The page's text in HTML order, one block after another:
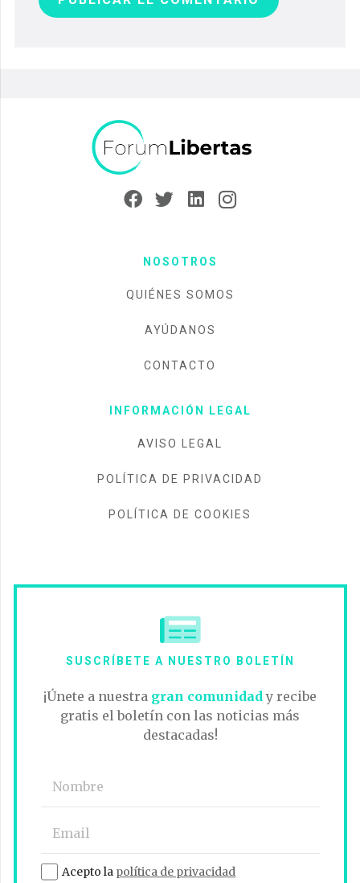
NOSOTROS
QUIÉNES SOMOS
AYÚDANOS
CONTACTO
INFORMACIÓN LEGAL
AVISO LEGAL
POLÍTICA DE PRIVACIDAD
POLÍTICA DE COOKIES
SUSCRÍBETE A NUESTRO BOLETÍN
¡Únete a nuestra gran comunidad y recibe
gratis el boletín con las noticias más
destacadas!
Acepto la política de privacidad